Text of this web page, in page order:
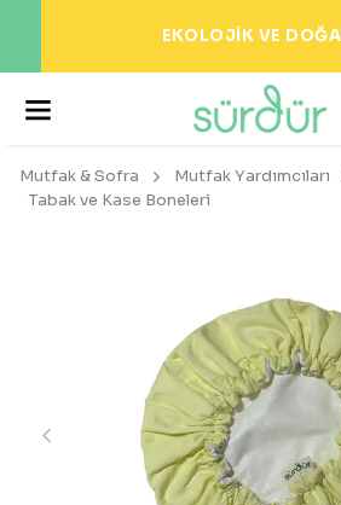
EKOLOJİK VE DOĞAL
Mutfak & Sofra
Mutfak Yardımcıları
Tabak ve Kase Boneleri